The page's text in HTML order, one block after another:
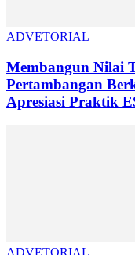
ADVETORIAL
Membangun Nilai
Pertambangan
Apresiasi Praktik